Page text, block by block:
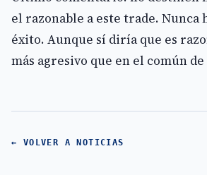
el razonable a este trade. Nunca
éxito. Aunque sí diría que es
más agresivo que en el común de
← VOLVER A NOTICIAS